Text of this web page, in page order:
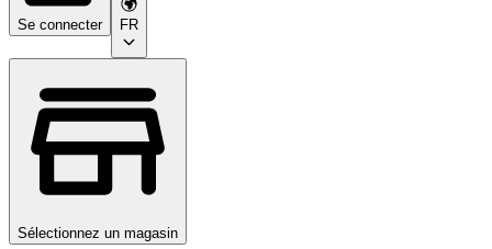
Se connecter FR
Sélectionnez un magasin